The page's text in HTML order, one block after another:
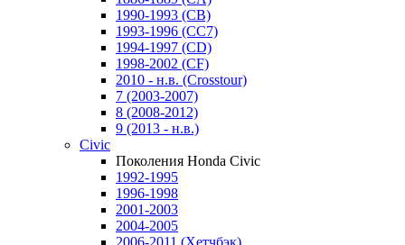
1990-1993 (CB)
1993-1996 (CC7)
1994-1997 (CD)
1998-2002 (CF)
2010 - н.в. (Crosstour)
7 (2003-2007)
8 (2008-2012)
9 (2013 - н.в.)
Civic
Поколения Honda Civic
1992-1995
1996-1998
2001-2003
2004-2005
2006-2011 (Хетчбэк)